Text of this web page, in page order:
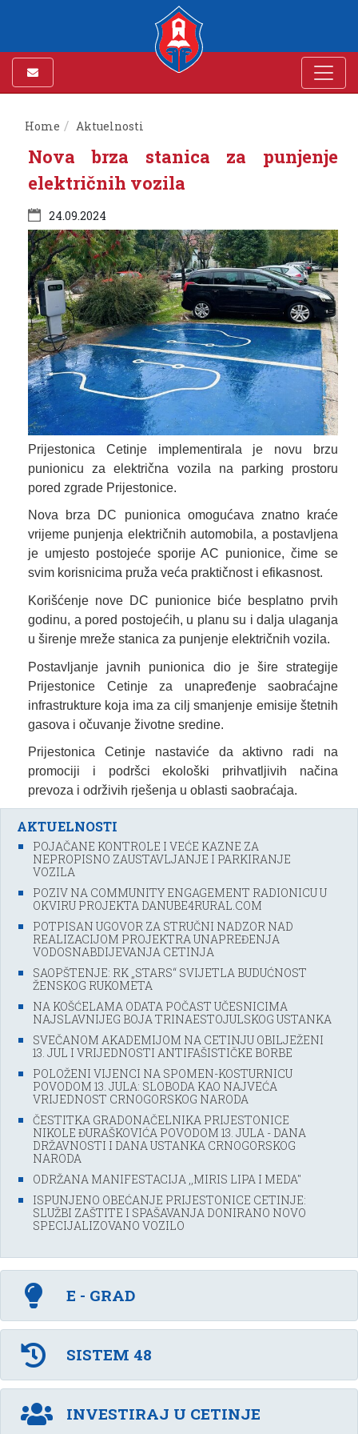
Home Aktuelnosti
Nova brza stanica za punjenje
električnih vozila
24.09.2024
Prijestonica Cetinje implementirala je novu brzu
punionicu za električna vozila na parking prostoru
pored zgrade Prijestonice.
Nova brza DC punionica omogućava znatno kraće
vrijeme punjenja električnih automobila, a postavljena
je umjesto postojeće sporije AC punionice, čime se
svim korisnicima pruža veća praktičnost i efikasnost.
Korišćenje nove DC punionice biće besplatno prvih
godinu, a pored postojećih, u planu su i dalja ulaganja
u širenje mreže stanica za punjenje električnih vozila.
Postavljanje javnih punionica dio je šire strategije
Prijestonice Cetinje za unapređenje saobraćajne
infrastrukture koja ima za cilj smanjenje emisije štetnih
gasova i očuvanje životne sredine.
Prijestonica Cetinje nastaviće da aktivno radi na
promociji i podršci ekološki prihvatljivih načina
prevoza i održivih rješenja u oblasti saobraćaja.
AKTUELNOSTI
POJAČANE KONTROLE I VEĆE KAZNE ZA
NEPROPISNO ZAUSTAVLJANJE I PARKIRANJE
VOZILA
POZIV NA COMMUNITY ENGAGEMENT RADIONICU U
OKVIRU PROJEKTA DANUBE4RURAL.COM
POTPISAN UGOVOR ZA STRUČNI NADZOR NAD
REALIZACIJOM PROJEKTRA UNAPREĐENJA
VODOSNABDIJEVANJA CETINJA
SAOPŠTENJE: RK „STARS“ SVIJETLA BUDUĆNOST
ŽENSKOG RUKOMETA
NA KOŠĆELAMA ODATA POČAST UČESNICIMA
NAJSLAVNIJEG BOJA TRINAESTOJULSKOG USTANKA
SVEČANOM AKADEMIJOM NA CETINJU OBILJEŽENI
13. JUL I VRIJEDNOSTI ANTIFAŠISTIČKE BORBE
POLOŽENI VIJENCI NA SPOMEN-KOSTURNICU
POVODOM 13. JULA: SLOBODA KAO NAJVEĆA
VRIJEDNOST CRNOGORSKOG NARODA
ČESTITKA GRADONAČELNIKA PRIJESTONICE
NIKOLE ĐURAŠKOVIĆA POVODOM 13. JULA - DANA
DRŽAVNOSTI I DANA USTANKA CRNOGORSKOG
NARODA
ODRŽANA MANIFESTACIJA ,,MIRIS LIPA I MEDA''
ISPUNJENO OBEĆANJE PRIJESTONICE CETINJE:
SLUŽBI ZAŠTITE I SPAŠAVANJA DONIRANO NOVO
SPECIJALIZOVANO VOZILO
E - GRAD
SISTEM 48
INVESTIRAJ U CETINJE